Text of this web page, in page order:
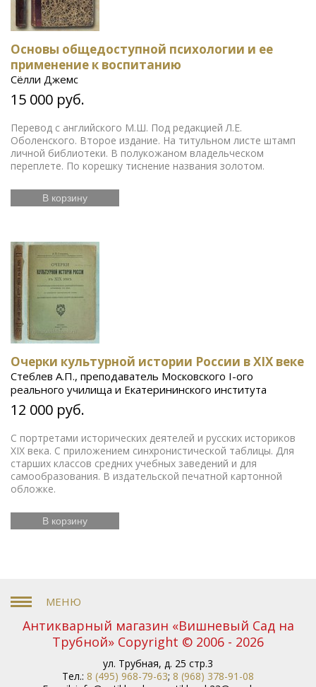
Основы общедоступной психологии и ее
применение к воспитанию
Сёлли Джемс
15 000 руб.
Перевод с английского М.Ш. Под редакцией Л.Е.
Оболенского. Второе издание. На титульном листе штамп
личной библиотеки. В полукожаном владельческом
переплете. По корешку тиснение названия золотом.
В корзину
Очерки культурной истории России в XIX веке
Стеблев А.П., преподаватель Московского I-ого
реального училища и Екатерининского института
12 000 руб.
С портретами исторических деятелей и русских историков
XIX века. С приложением синхронистической таблицы. Для
старших классов средних учебных заведений и для
самообразования. В издательской печатной картонной
обложке.
В корзину
Антикварный магазин «Вишневый Сад на
Трубной» Copyright © 2006 - 2026
ул. Трубная, д. 25 стр.3
Тел.: 8 (495) 968-79-63; 8 (968) 378-91-08